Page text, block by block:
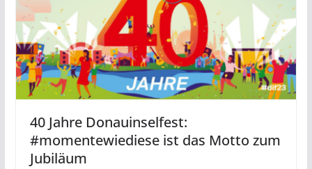
40 Jahre Donauinselfest:
#momentewiediese ist das Motto zum
Jubiläum